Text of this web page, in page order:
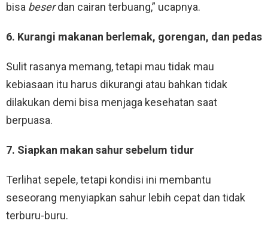
bisa beserdan cairan terbuang,” ucapnya.
6. Kurangi makanan berlemak, gorengan, dan pedas
Sulit rasanya memang, tetapi mau tidak mau
kebiasaan itu harus dikurangi atau bahkan tidak
dilakukan demi bisa menjaga kesehatan saat
berpuasa.
7. Siapkan makan sahur sebelum tidur
Terlihat sepele, tetapi kondisi ini membantu
seseorang menyiapkan sahur lebih cepat dan tidak
terburu-buru.